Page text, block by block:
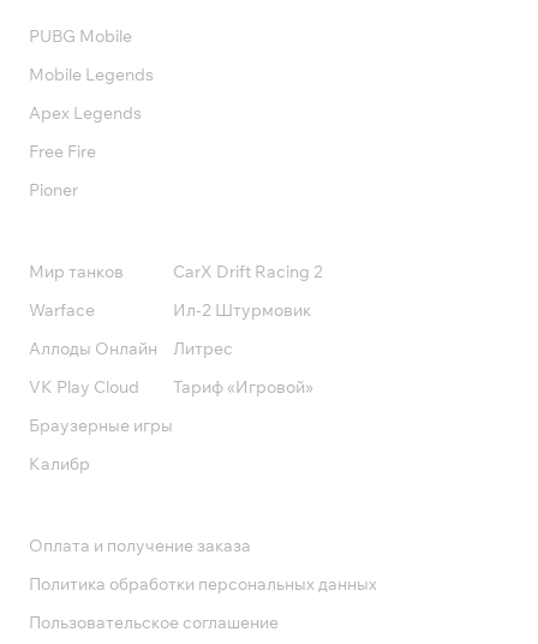
PUBG Mobile
Mobile Legends
Apex Legends
Free Fire
Pioner
Мир танков
Warface
Аллоды Онлайн
VK Play Cloud
Браузерные игры
Калибр
CarX Drift Racing 2
Ил-2 Штурмовик
Литрес
Тариф «Игровой»
Оплата и получение заказа
Политика обработки персональных данных
Пользовательское соглашение